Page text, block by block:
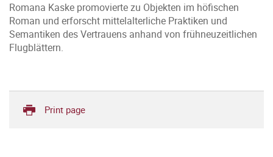
Romana Kaske promovierte zu Objekten im höfischen
Roman und erforscht mittelalterliche Praktiken und
Semantiken des Vertrauens anhand von frühneuzeitlichen
Flugblättern.
Print page